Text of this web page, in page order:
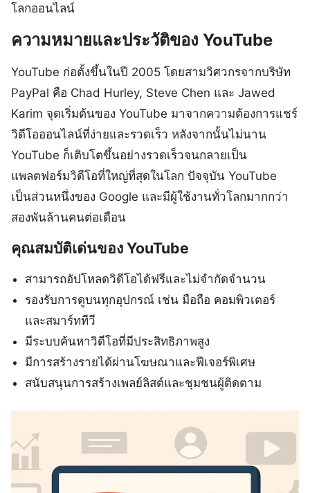
โลกออนไลน์
ความหมายและประวัติของ YouTube
YouTube ก่อตั้งขึ้นในปี 2005 โดยสามวิศวกรจากบริษัท
PayPal คือ Chad Hurley, Steve Chen และ Jawed
Karim จุดเริ่มต้นของ YouTube มาจากความต้องการแชร์
วิดีโอออนไลน์ที่ง่ายและรวดเร็ว หลังจากนั้นไม่นาน
YouTube ก็เติบโตขึ้นอย่างรวดเร็วจนกลายเป็น
แพลตฟอร์มวิดีโอที่ใหญ่ที่สุดในโลก ปัจจุบัน YouTube
เป็นส่วนหนึ่งของ Google และมีผู้ใช้งานทั่วโลกมากกว่า
สองพันล้านคนต่อเดือน
คุณสมบัติเด่นของ YouTube
สามารถอัปโหลดวิดีโอได้ฟรีและไม่จำกัดจำนวน
รองรับการดูบนทุกอุปกรณ์ เช่น มือถือ คอมพิวเตอร์
และสมาร์ททีวี
มีระบบค้นหาวิดีโอที่มีประสิทธิภาพสูง
มีการสร้างรายได้ผ่านโฆษณาและฟีเจอร์พิเศษ
สนับสนุนการสร้างเพลย์ลิสต์และชุมชนผู้ติดตาม